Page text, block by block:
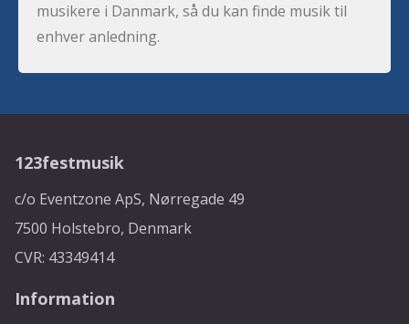
musikere i Danmark, så du kan finde musik til
enhver anledning.
123festmusik
c/o Eventzone ApS, Nørregade 49
7500 Holstebro, Denmark
CVR: 43349414
Information